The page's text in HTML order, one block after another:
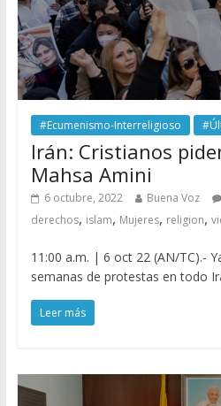
#Ecumenismo-Interreligioso
Irán: Cristianos
Mahsa Amini
6 octubre, 2022 Buena Voz
derechos, islam, Mujeres, religion,
11:00 a.m. | 6 oct 22 (AN/TC).-
semanas de protestas en todo
Leer más